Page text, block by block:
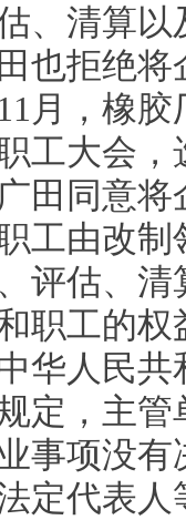
、清算
也拒绝
月，橡
工大会
田同意
工由改
评估、
职工的
华人民
定，主
事项没
定代表